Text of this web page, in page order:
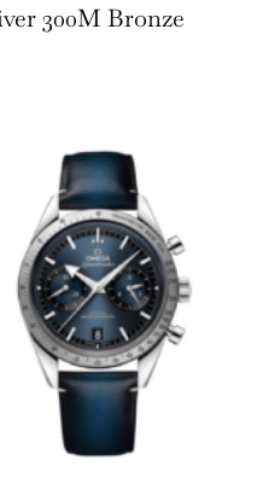
300M Bronze